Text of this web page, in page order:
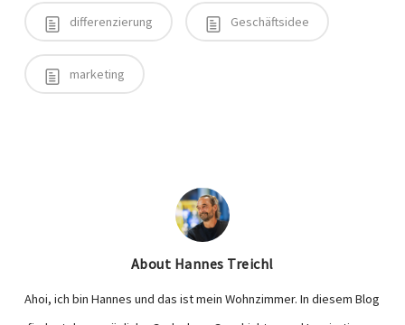
differenzierung Geschäftsidee
marketing
About Hannes Treichl
Ahoi, ich bin Hannes und das ist mein Wohnzimmer. In diesem Blog